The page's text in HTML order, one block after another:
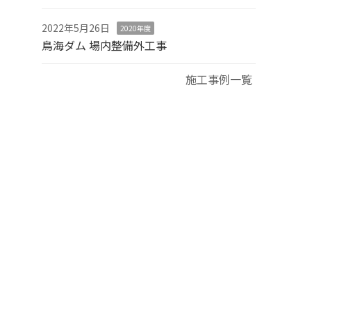
2022年5月26日 2020年度
鳥海ダム 場内整備外工事
施工事例一覧